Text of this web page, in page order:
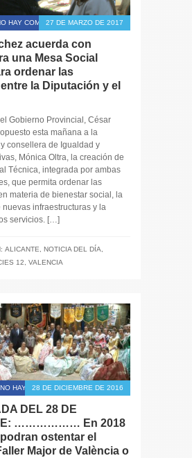
HAY COMENTARIOS27 DE MARZO DE 2017
acuerda con
una Mesa Social
ordenar las
la Diputación y el
Gobierno Provincial, César
esta mañana a la
consellera de Igualdad y
Mónica Oltra, la creación de
Técnica, integrada por ambas
que permita ordenar las
materia de bienestar social, la
infraestructuras y la
servicios. […]
ALICANTE, NOTICIA DEL DÍA,
12, VALENCIA
NO HAY COMENTARIOS
28 DE DICIEMBRE DE 2016
DEL 28 DE
……………… En 2018
ostentar el
Major de València o